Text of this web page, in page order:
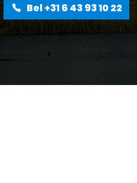
Bel +31 6 43 93 10 22